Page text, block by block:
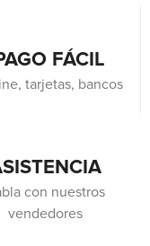
FÁCIL
tarjetas, bancos
con nuestros
vendedores